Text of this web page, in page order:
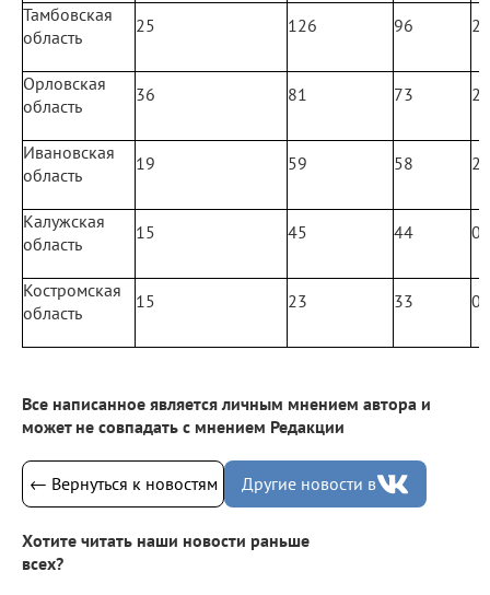
Тамбовская
область
25 126 96 2
Орловская
область
36 81 73 2
Ивановская
область
19 59 58 2
Калужская
область
15 45 44 0
Костромская
область
15 23 33 0
Все написанное является личным мнением автора и
может не совпадать с мнением Редакции
← Вернуться к новостям Другие новости в
Хотите читать наши новости раньше
всех?